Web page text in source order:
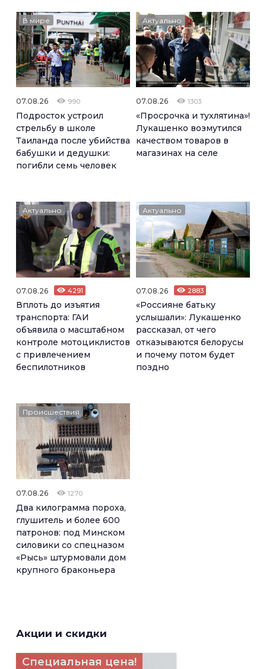
В мире
07.08.26 990
Подросток устроил
стрельбу в школе
Таиланда после убийства
бабушки и дедушки:
погибли семь человек
Актуально
07.08.26 1303
«Просрочка и тухлятина»!
Лукашенко возмутился
качеством товаров в
магазинах на селе
Актуально
07.08.26 4291
Вплоть до изъятия
транспорта: ГАИ
объявила о масштабном
контроле мотоциклистов
с привлечением
беспилотников
Актуально
07.08.26 2883
«Россияне батьку
услышали»: Лукашенко
рассказал, от чего
отказываются белорусы
и почему потом будет
поздно
Происшествия
07.08.26 1270
Два килограмма пороха,
глушитель и более 600
патронов: под Минском
силовики со спецназом
«Рысь» штурмовали дом
крупного браконьера
Акции и скидки
Специальная цена!